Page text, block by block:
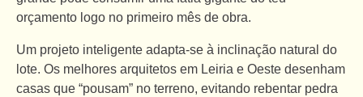
orçamento logo no primeiro mês de obra.
Um projeto inteligente adapta-se à inclinação natural do
lote. Os melhores arquitetos em Leiria e Oeste desenham
casas que “pousam” no terreno, evitando rebentar pedra